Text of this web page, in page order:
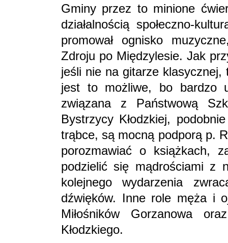
Gminy przez to minione
działalnością społeczno-
promował ognisko
Zdroju po Międzylesie. Jak
jeśli nie na gitarze klasycznej,
jest to możliwe, bo bardzo
związana z Państwową
Bystrzycy Kłodzkiej,
trąbce, są mocną podporą p.
porozmawiać o książkach,
podzielić się mądrościami z
kolejnego wydarzenia
dźwięków. Inne role męża i
Miłośników Gorzanowa
Kłodzkiego.